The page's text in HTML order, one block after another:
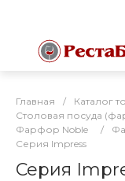
Главная / Каталог
Столовая посуда
Фарфор Noble
/
Серия Impress
Серия